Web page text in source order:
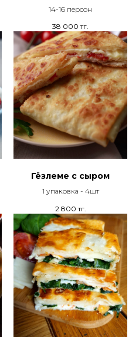
14-16 персон
38 000 тг.
Гёзлеме с сыром
1 упаковка - 4шт
2 800 тг.